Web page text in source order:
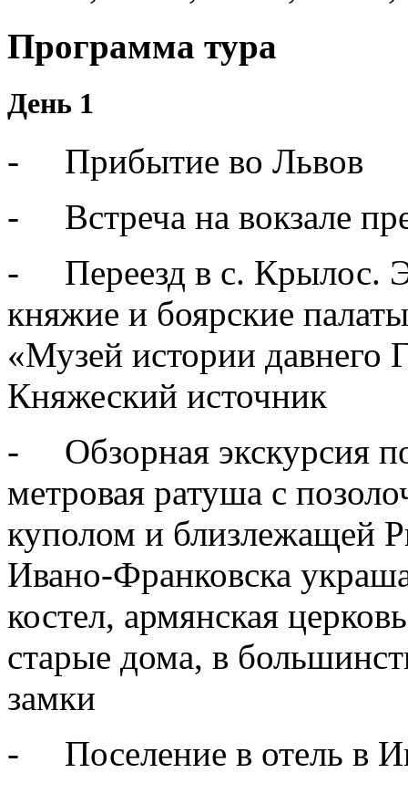
Программа тура
День 1
- Прибытие во Львов
- Встреча на вокзале
- Переезд в с. Крылос.
княжие и боярские
«Музей истории давнего
Княжеский источник
- Обзорная экскурсия
метровая ратуша с
куполом и близлежащей
Ивано-Франковска
костел, армянская
старые дома, в
замки
- Поселение в отель в